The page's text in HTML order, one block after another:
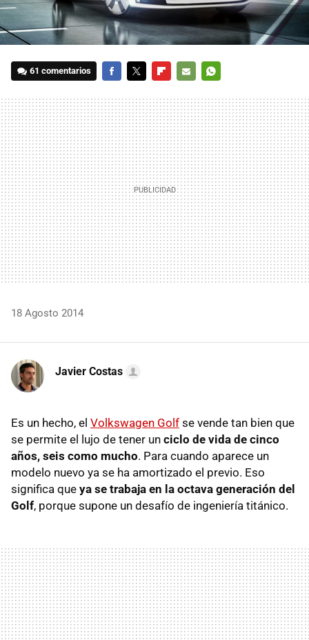
61 comentarios
MAIL
18 Agosto 2014
Javier Costas
Es un hecho, el Volkswagen Golf se vende tan bien que
se permite el lujo de tener un ciclo de vida de cinco
años, seis como mucho. Para cuando aparece un
modelo nuevo ya se ha amortizado el previo. Eso
significa que ya se trabaja en la octava generación del
Golf, porque supone un desafío de ingeniería titánico.